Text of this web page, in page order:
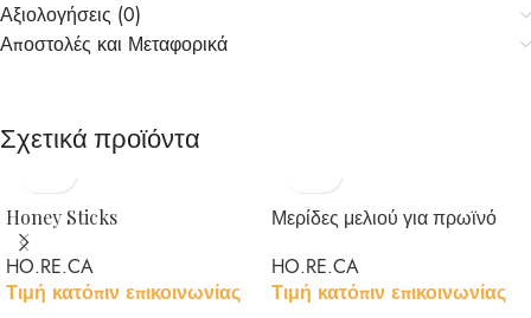
Αξιολογήσεις (0)
Αποστολές και Μεταφορικά
Σχετικά προϊόντα
Honey Sticks
HO.RE.CA
Τιμή κατόπιν επικοινωνίας
Μερίδες μελιού για πρωϊνό
HO.RE.CA
Τιμή κατόπιν επικοινωνίας